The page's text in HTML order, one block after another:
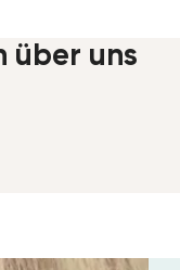
über uns